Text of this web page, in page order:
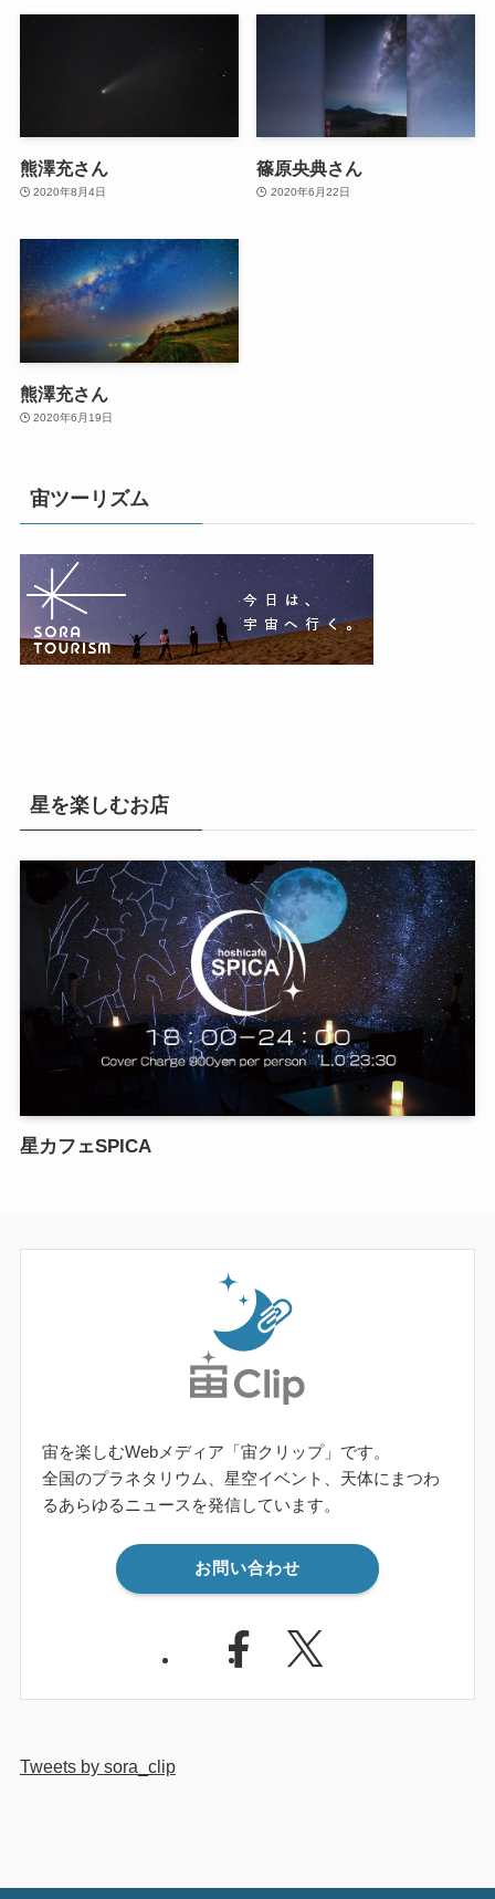
熊澤充さん
2020年8月4日
篠原央典さん
2020年6月22日
熊澤充さん
2020年6月19日
宙ツーリズム
星を楽しむお店
星カフェSPICA
宙を楽しむWebメディア「宙クリップ」です。
全国のプラネタリウム、星空イベント、天体にまつわ
るあらゆるニュースを発信しています。
お問い合わせ
Tweets by sora_clip